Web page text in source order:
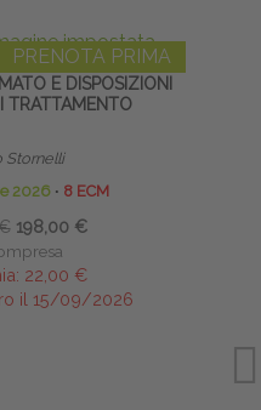
PRENOTA PRIMA
E DISPOSIZIONI
TRATTAMENTO
Stornelli
2026 ∙ 8 ECM
198,00 €
22,00 €
il 15/09/2026